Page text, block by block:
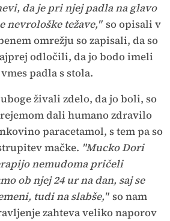
da je pri njej padla na glavo
nevrološke težave," so opisali v
omrežju so zapisali, da so
odločili, da jo bodo imeli
padla s stola.
živali zdelo, da jo boli, so
dali humano zdravilo
paracetamol, s tem pa so
mačke. "Mucko Dori
nemudoma pričeli
ob njej 24 ur na dan, saj se
tudi na slabše," so nam
zahteva veliko naporov